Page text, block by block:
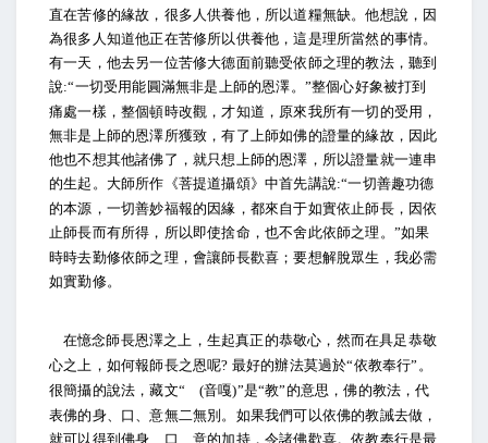
直在苦修的緣故，很多人供養他，所以道糧無缺。他想說，因
為很多人知道他正在苦修所以供養他，這是理所當然的事情。
有一天，他去另一位苦修大德面前聽受依師之理的教法，聽到
說:“一切受用能圓滿無非是上師的恩澤。 ”整個心好象被打到
痛處一樣，整個頓時改觀，才知道，原來我所有一切的受用，
無非是上師的恩澤所獲致，有了上師如佛的證量的緣故，因此
他也不想其他諸佛了，就只想上師的恩澤，所以證量就一連串
的生起。大師所作《菩提道攝頌》中首先講說:“一切善趣功德
的本源，一切善妙福報的因緣，都來自于如實依止師長，因依
止師長而有所得，所以即使捨命，也不舍此依師之理。 ”如果
時時去勤修依師之理，會讓師長歡喜；要想解脫眾生，我必需
如實勤修。
在憶念師長恩澤之上，生起真正的恭敬心，然而在具足恭敬
心之上，如何報師長之恩呢? 最好的辦法莫過於“依教奉行” 。
很簡攝的說法，藏文“ (音嘎)”是“教”的意思，佛的教法，代
表佛的身、口、意無二無別。如果我們可以依佛的教誡去做，
就可以得到佛身、口、意的加持，令諸佛歡喜。依教奉行是最